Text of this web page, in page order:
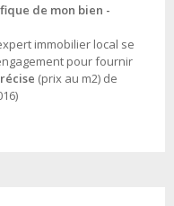
de mon bien -
immobilier local se
pour fournir
(prix au m2) de